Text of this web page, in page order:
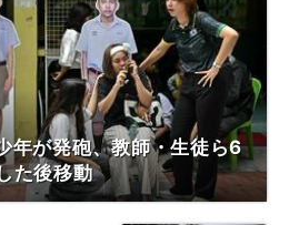
年が発砲、教師・生徒ら6
た後移動